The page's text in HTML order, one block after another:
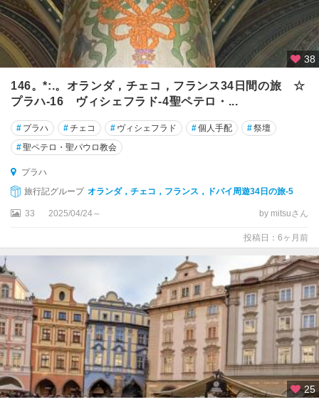
38
146。*:.。オランダ，チェコ，フランス34日間の旅 ☆
プラハ-16 ヴィシェフラド-4聖ペテロ・...
# プラハ #チェコ # ヴィシェフラド #個人手配 #祭壇
#聖ペテロ・聖パウロ教会
プラハ
旅行記グループ オランダ，チェコ，フランス，ドバイ周遊34日の旅-5
33 2025/04/24～ by mitsuさん
投稿日：6ヶ月前
25